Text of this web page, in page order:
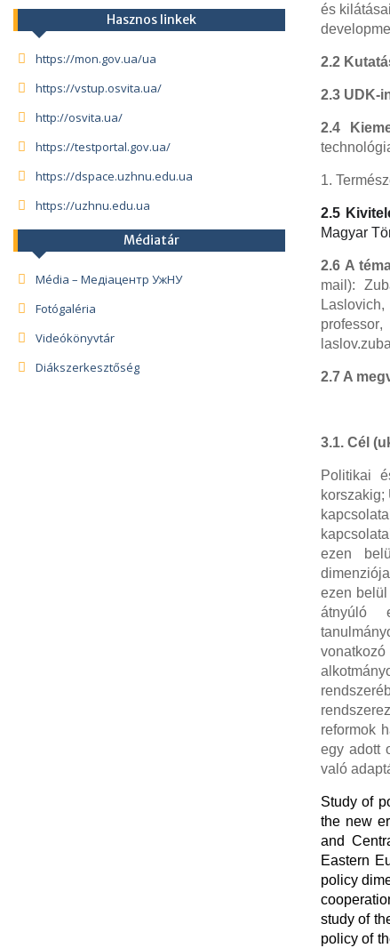
és
2.2
2.3 UDK-
2.4
1.
2.5
Magyar
2.6 A
mail):
Laslovich,
professor,
2.7 A
3.1. Cél
Politikai
korszakig;
ezen
ezen
átnyúló
reformok
egy adott
való
Study of
the new
and
Eastern
policy
study of
policy of
Hasznos linkek
https://mon.gov.ua/ua
https://vstup.osvita.ua/
http://osvita.ua/
https://testportal.gov.ua/
https://dspace.uzhnu.edu.ua
https://uzhnu.edu.ua
Médiatár
Média – Медіацентр УжНУ
Fotógaléria
Videókönyvtár
Diákszerkesztőség